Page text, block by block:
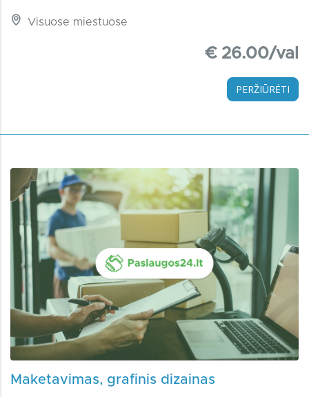
Visuose miestuose
€ 26.00/val
PERŽIŪRĖTI
Maketavimas, grafinis dizainas